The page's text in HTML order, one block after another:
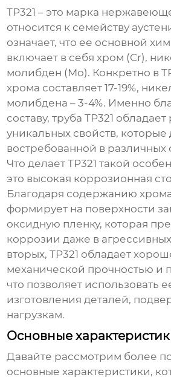
TP321 – это марка
относится к семейству
означает, что ее основной
включает в себя хром (Cr),
молибден (Mo). Конкретно в
хрома составляет 17-19%,
молибдена – 3-4%. Именно
составу,труба TP321 обладает
уникальных свойств, которые
востребованной в различных
Что делаетTP321 такой
это высокая коррозионная
Благодаря содержанию
формирует на поверхности
оксидную пленку, которая
коррозии даже в
вторых,TP321 обладает
механической прочностью и
что позволяет использовать
изготовления деталей,
нагрузкам.
Основные
Давайте рассмотрим более
основные характеристики,